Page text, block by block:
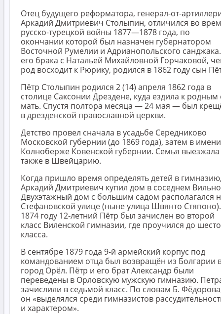
Отец будущего реформатора, генерал-от-
Аркадий Дмитриевич Столыпин, отличился во
русско-турецкой войны 1877—1878 года, по
окончании которой был назначен губернатором
Восточной Румелии и Адрианопольского
его брака с Натальей Михайловной Горчаковой,
род восходит к Рюрику, родился в 1862 году сын
Пётр Столыпин родился 2 (14) апреля 1862 года в
столице Саксонии Дрездене, куда ездила к родным
мать. Спустя полтора месяца — 24 мая — был
в дрезденской православной церкви.
Детство провел сначала в усадьбе Середниково
Московской губернии (до 1869 года), затем в
Колноберже Ковенской губернии. Семья выезжала
также в Швейцарию.
Когда пришло время определять детей в
Аркадий Дмитриевич купил дом в соседнем
Двухэтажный дом с большим садом располагался
Стефановской улице (ныне улица Швянто
1874 году 12-летний Пётр был зачислен во второй
класс Виленской гимназии, где проучился до
класса.
В сентябре 1879 года 9-й армейский корпус под
командованием отца был возвращён из Болгарии
город Орёл. Пётр и его брат Александр были
переведены в Орловскую мужскую гимназию.
зачислили в седьмой класс. По словам Б.
он «выделялся среди гимназистов
и характером».